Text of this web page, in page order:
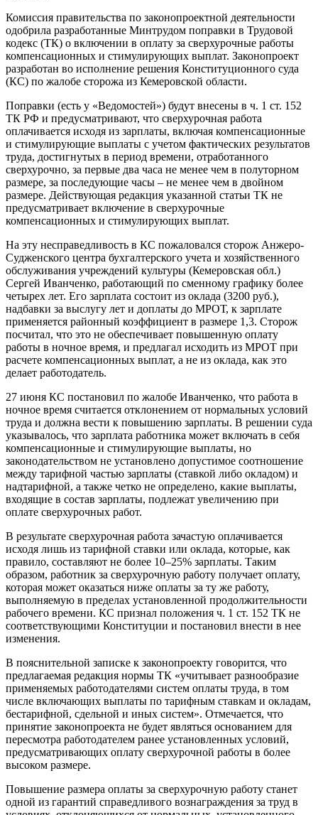
Комиссия правительства по законопроектной деятельности
одобрила разработанные Минтрудом поправки в Трудовой
кодекс (ТК) о включении в оплату за сверхурочные работы
компенсационных и стимулирующих выплат. Законопроект
разработан во исполнение решения Конституционного суда
(КС) по жалобе сторожа из Кемеровской области.
Поправки (есть у «Ведомостей») будут внесены в ч. 1 ст. 152
ТК РФ и предусматривают, что сверхурочная работа
оплачивается исходя из зарплаты, включая компенсационные
и стимулирующие выплаты с учетом фактических результатов
труда, достигнутых в период времени, отработанного
сверхурочно, за первые два часа не менее чем в полуторном
размере, за последующие часы – не менее чем в двойном
размере. Действующая редакция указанной статьи ТК не
предусматривает включение в сверхурочные
компенсационных и стимулирующих выплат.
На эту несправедливость в КС пожаловался сторож Анжеро-
Судженского центра бухгалтерского учета и хозяйственного
обслуживания учреждений культуры (Кемеровская обл.)
Сергей Иванченко, работающий по сменному графику более
четырех лет. Его зарплата состоит из оклада (3200 руб.),
надбавки за выслугу лет и доплаты до МРОТ, к зарплате
применяется районный коэффициент в размере 1,3. Сторож
посчитал, что это не обеспечивает повышенную оплату
работы в ночное время, и предлагал исходить из МРОТ при
расчете компенсационных выплат, а не из оклада, как это
делает работодатель.
27 июня КС постановил по жалобе Иванченко, что работа в
ночное время считается отклонением от нормальных условий
труда и должна вести к повышению зарплаты. В решении суда
указывалось, что зарплата работника может включать в себя
компенсационные и стимулирующие выплаты, но
законодательством не установлено допустимое соотношение
между тарифной частью зарплаты (ставкой либо окладом) и
надтарифной, а также четко не определено, какие выплаты,
входящие в состав зарплаты, подлежат увеличению при
оплате сверхурочных работ.
В результате сверхурочная работа зачастую оплачивается
исходя лишь из тарифной ставки или оклада, которые, как
правило, составляют не более 10–25% зарплаты. Таким
образом, работник за сверхурочную работу получает оплату,
которая может оказаться ниже оплаты за ту же работу,
выполняемую в пределах установленной продолжительности
рабочего времени. КС признал положения ч. 1 ст. 152 ТК не
соответствующими Конституции и постановил внести в нее
изменения.
В пояснительной записке к законопроекту говорится, что
предлагаемая редакция нормы ТК «учитывает разнообразие
применяемых работодателями систем оплаты труда, в том
числе включающих выплаты по тарифным ставкам и окладам,
бестарифной, сдельной и иных систем». Отмечается, что
принятие законопроекта не будет являться основанием для
пересмотра работодателем ранее установленных условий,
предусматривающих оплату сверхурочной работы в более
высоком размере.
Повышение размера оплаты за сверхурочную работу станет
одной из гарантий справедливого вознаграждения за труд в